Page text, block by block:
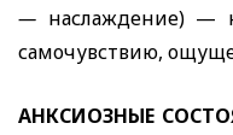
— наслаждение) —
самочувствию,
АНКСИОЗНЫЕ